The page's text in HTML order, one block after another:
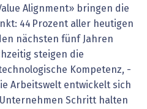
Alignment» bringen die
44 Prozent aller heutigen
nächsten fünf Jahren
steigen die
Kompetenz,
Arbeitswelt entwickelt sich
Schritt halten